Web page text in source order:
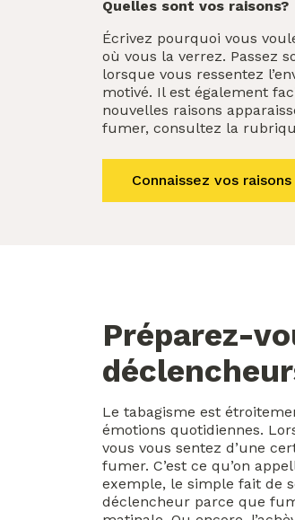
Quelles sont vos raisons?
Écrivez pourquoi vous
où vous la verrez. Passez
lorsque vous ressentez
motivé. Il est également
nouvelles raisons
fumer, consultez la
Connaissez vos raisons
Préparez-
Le tabagisme est
émotions quotidiennes.
vous vous sentez d’une
fumer. C’est ce qu’on
exemple, le simple fait de
déclencheur parce que